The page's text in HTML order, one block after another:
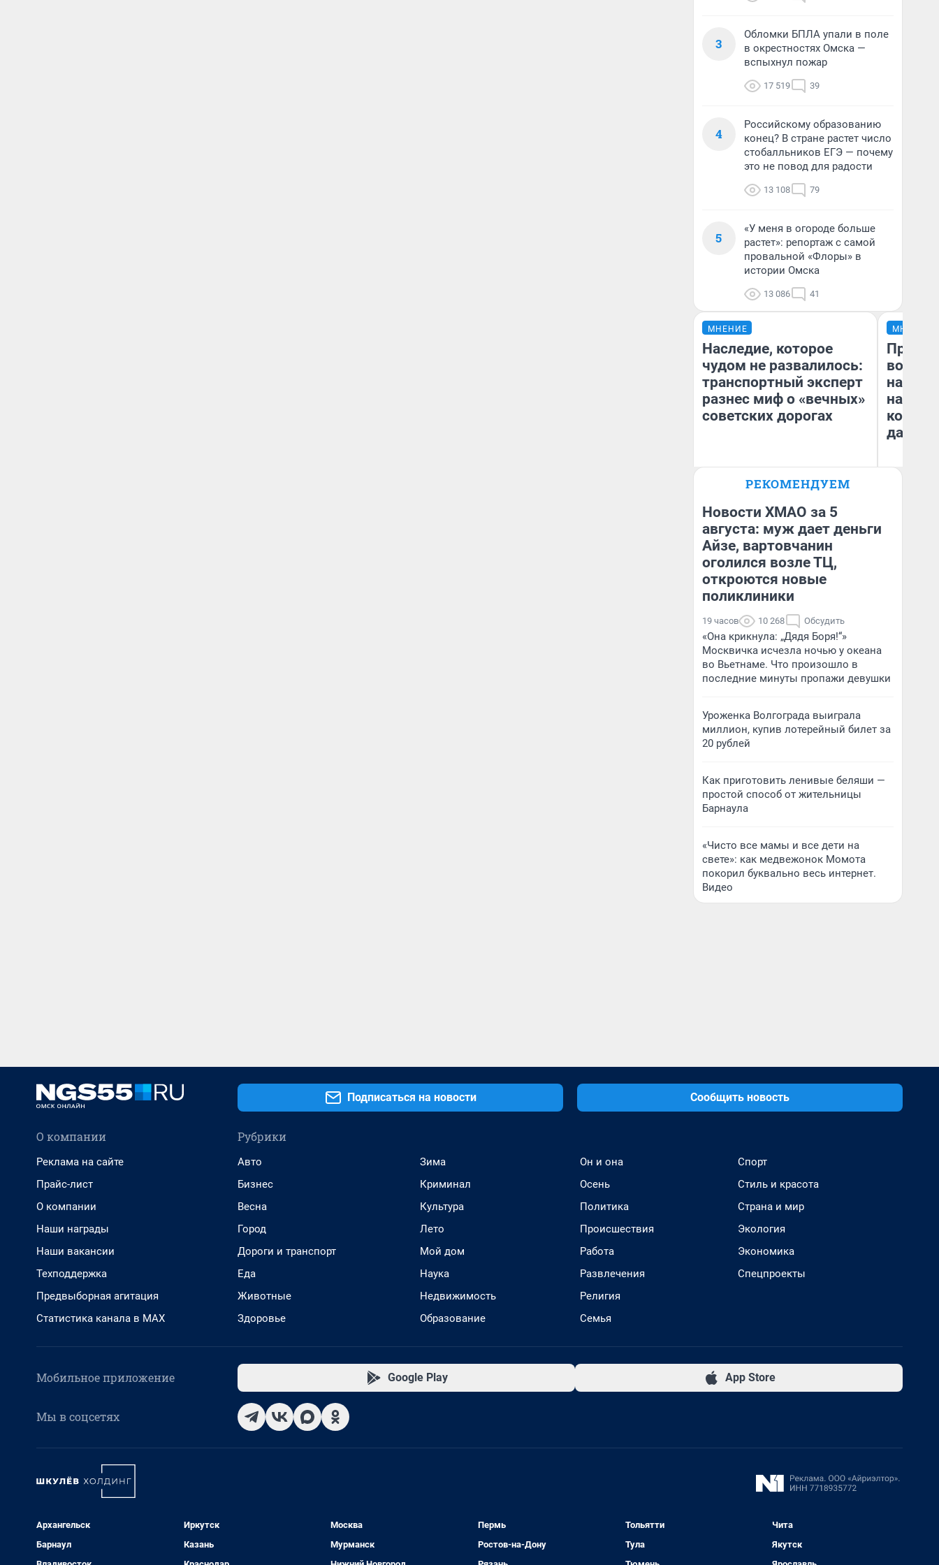
3
Обломки БПЛА упали в поле
в окрестностях Омска —
вспыхнул пожар
17 519 39
4
Российскому образованию
конец? В стране растет число
стобалльников ЕГЭ — почему
это не повод для радости
13 108 79
5
«У меня в огороде больше
растет»: репортаж с самой
провальной «Флоры» в
истории Омска
13 086 41
МНЕНИЕ
Наследие, которое
чудом не развалилось:
транспортный эксперт
разнес миф о «вечных»
советских дорогах
Блогер, предприниматель,
бизнесе
МНЕНИЕ
нам
даже
РЕКОМЕНДУЕМ
Новости ХМАО за 5
августа: муж дает деньги
Айзе, вартовчанин
оголился возле ТЦ,
откроются новые
поликлиники
19 часов 10 268 Обсудить
«Она крикнула: „Дядя Боря!“»
Москвичка исчезла ночью у океана
во Вьетнаме. Что произошло в
последние минуты пропажи девушки
Уроженка Волгограда выиграла
миллион, купив лотерейный билет за
20 рублей
Как приготовить ленивые беляши —
простой способ от жительницы
Барнаула
«Чисто все мамы и все дети на
свете»: как медвежонок Момота
покорил буквально весь интернет.
Видео
Подписаться на новости Сообщить новость
О компании
Реклама на сайте
Прайс-лист
О компании
Наши награды
Наши вакансии
Техподдержка
Предвыборная агитация
Статистика канала в MAX
Рубрики
Авто
Бизнес
Весна
Город
Дороги и транспорт
Еда
Животные
Здоровье
Зима
Криминал
Культура
Лето
Мой дом
Наука
Недвижимость
Образование
Он и она
Осень
Политика
Происшествия
Работа
Развлечения
Религия
Семья
Спорт
Стиль и красота
Страна и мир
Экология
Экономика
Спецпроекты
Мобильное приложение Google Play App Store
Мы в соцсетях
Архангельск
Барнаул
Иркутск
Казань
Москва
Мурманск
Пермь
Ростов-на-Дону
Тольятти
Тула
Чита
Якутск